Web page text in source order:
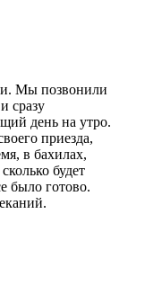
Мы позвонили
сразу
день на утро.
приезда,
в бахилах,
будет
было готово.